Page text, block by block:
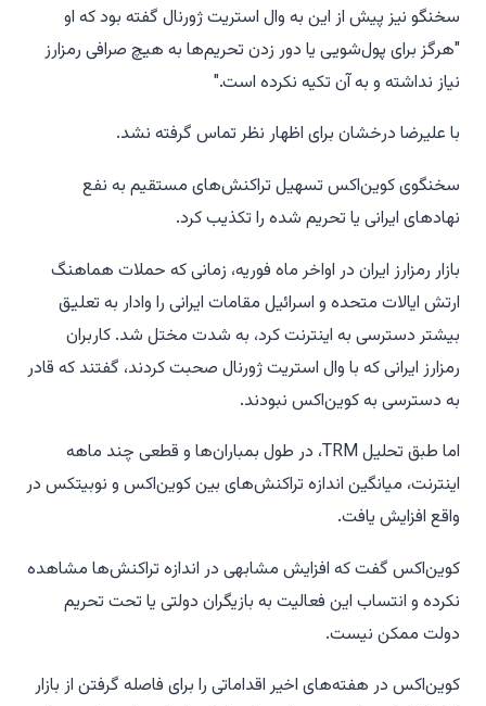
سخنگو نیز پیش از این به وال استریت ژورنال گفته بود که او
"هرگز برای پول‌شویی یا دور زدن تحریم‌ها به هیچ صرافی رمزارز
نیاز نداشته و به آن تکیه نکرده است."
با علیرضا درخشان برای اظهار نظر تماس گرفته نشد.
سخنگوی کوین‌اکس تسهیل تراکنش‌های مستقیم به نفع
نهادهای ایرانی یا تحریم شده را تکذیب کرد.
بازار رمزارز ایران در اواخر ماه فوریه، زمانی که حملات هماهنگ
ارتش ایالات متحده و اسرائیل مقامات ایرانی را وادار به تعلیق
بیشتر دسترسی به اینترنت کرد، به شدت مختل شد. کاربران
رمزارز ایرانی که با وال استریت ژورنال صحبت کردند، گفتند که قادر
به دسترسی به کوین‌اکس نبودند.
اما طبق تحلیل TRM، در طول بمباران‌ها و قطعی چند ماهه
اینترنت، میانگین اندازه تراکنش‌های بین کوین‌اکس و نوبیتکس در
واقع افزایش یافت.
کوین‌اکس گفت که افزایش مشابهی در اندازه تراکنش‌ها مشاهده
نکرده و انتساب این فعالیت به بازیگران دولتی یا تحت تحریم
دولت ممکن نیست.
کوین‌اکس در هفته‌های اخیر اقداماتی را برای فاصله گرفتن از بازار